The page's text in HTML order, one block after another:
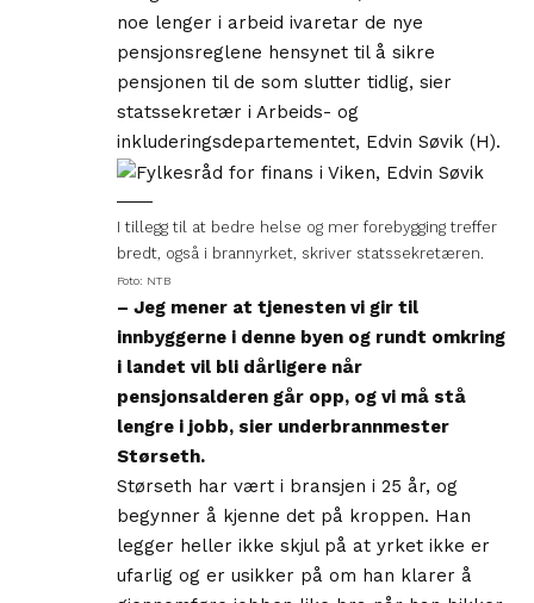
noe lenger i arbeid ivaretar de nye
pensjonsreglene hensynet til å sikre
pensjonen til de som slutter tidlig, sier
statssekretær i Arbeids- og
inkluderingsdepartementet, Edvin Søvik (H).
I tillegg til at bedre helse og mer forebygging treffer
bredt, også i brannyrket, skriver statssekretæren.
Foto: NTB
– Jeg mener at tjenesten vi gir til
innbyggerne i denne byen og rundt omkring
i landet vil bli dårligere når
pensjonsalderen går opp, og vi må stå
lengre i jobb, sier underbrannmester
Størseth.
Størseth har vært i bransjen i 25 år, og
begynner å kjenne det på kroppen. Han
legger heller ikke skjul på at yrket ikke er
ufarlig og er usikker på om han klarer å